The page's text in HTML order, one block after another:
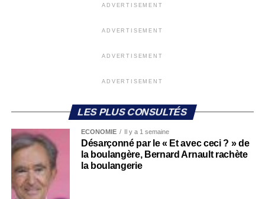
ADVERTISEMENT
ADVERTISEMENT
ADVERTISEMENT
ADVERTISEMENT
LES PLUS CONSULTÉS
ECONOMIE Il y a 1 semaine
Désarçonné par le « Et avec ceci ? » de
la boulangère, Bernard Arnault rachète
la boulangerie